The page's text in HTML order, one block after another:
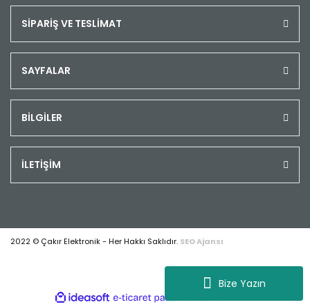
Bize Yazın
SİPARİŞ VE TESLİMAT
SAYFALAR
BİLGİLER
İLETİŞİM
2022 © Çakır Elektronik - Her Hakkı Saklıdır. SEO Ajansı
ideasoft